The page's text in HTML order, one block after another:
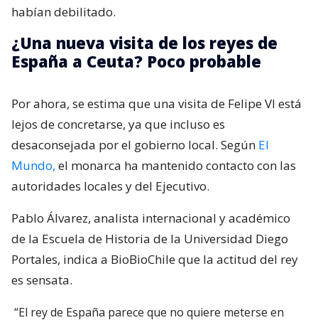
habían debilitado.
¿Una nueva visita de los reyes de
España a Ceuta? Poco probable
Por ahora, se estima que una visita de Felipe VI está
lejos de concretarse, ya que incluso es
desaconsejada por el gobierno local. Según El
Mundo, el monarca ha mantenido contacto con las
autoridades locales y del Ejecutivo.
Pablo Álvarez, analista internacional y académico
de la Escuela de Historia de la Universidad Diego
Portales, indica a BioBioChile que la actitud del rey
es sensata.
“El rey de España parece que no quiere meterse en